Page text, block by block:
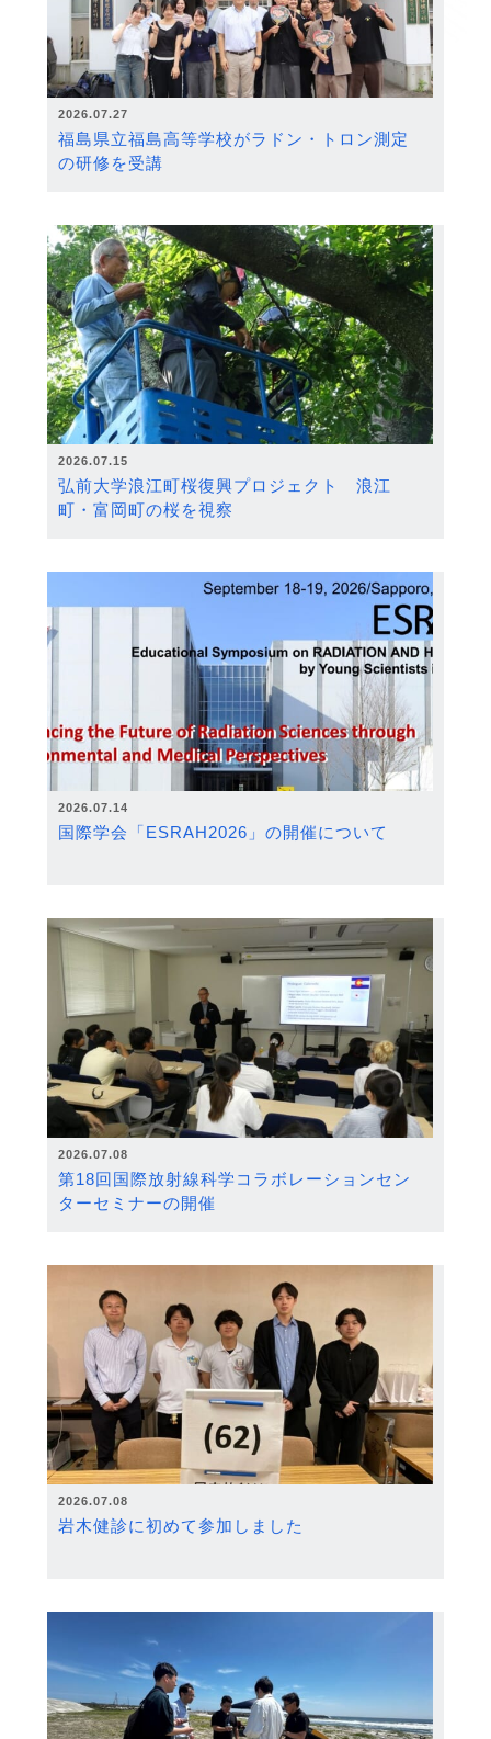
2026.07.27
福島県立福島高等学校がラドン・トロン測定
の研修を受講
2026.07.15
弘前大学浪江町桜復興プロジェクト 浪江
町・富岡町の桜を視察
2026.07.14
国際学会「ESRAH2026」の開催について
2026.07.08
第18回国際放射線科学コラボレーションセン
ターセミナーの開催
2026.07.08
岩木健診に初めて参加しました